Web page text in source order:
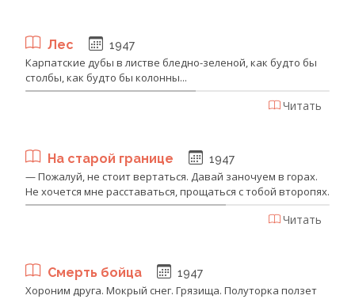
Лес 1947
Карпатские дубы в листве бледно-зеленой, как будто бы
столбы, как будто бы колонны...
Читать
На старой границе 1947
— Пожалуй, не стоит вертаться. Давай заночуем в горах.
Не хочется мне расставаться, прощаться с тобой второпях.
Читать
Смерть бойца 1947
Хороним друга. Мокрый снег. Грязища. Полуторка ползет